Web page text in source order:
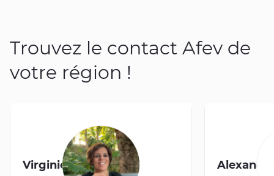
Trouvez le contact Afev de
votre région !
Virginie HUGAULT